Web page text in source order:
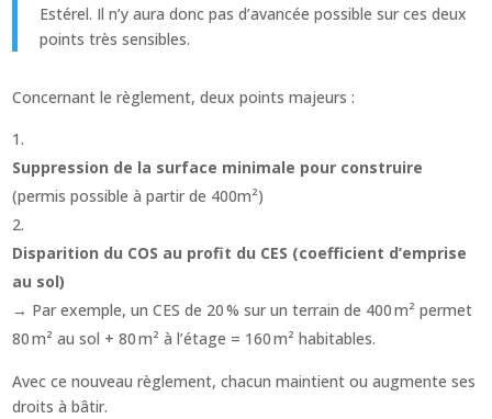
Estérel. Il n’y aura donc pas d’avancée possible sur ces deux
points très sensibles.
Concernant le règlement, deux points majeurs :
Suppression de la surface minimale pour construire
(permis possible à partir de 400m²)
Disparition du COS au profit du CES (coefficient d’emprise
au sol)
→ Par exemple, un CES de 20 % sur un terrain de 400 m² permet
80 m² au sol + 80 m² à l’étage = 160 m² habitables.
Avec ce nouveau règlement, chacun maintient ou augmente ses
droits à bâtir.